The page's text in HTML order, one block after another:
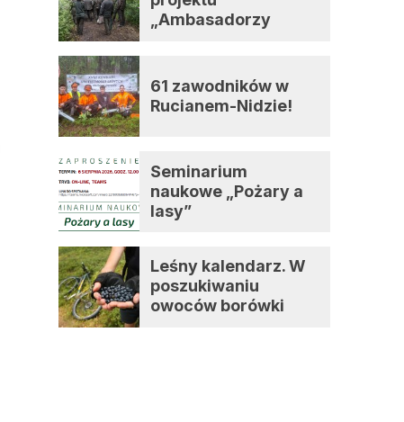
„Ambasadorzy
61 zawodników w
Rucianem-Nidzie!
Seminarium
naukowe „Pożary a
lasy”
Leśny kalendarz. W
poszukiwaniu
owoców borówki